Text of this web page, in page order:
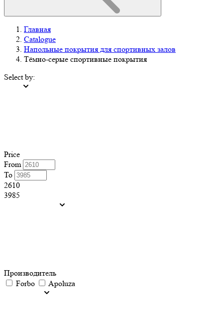
Главная
Catalogue
Напольные покрытия для спортивных залов
Тёмно-серые спортивные покрытия
Select by:
Price
From
To
2610
3985
Производитель
Forbo
Apoluza